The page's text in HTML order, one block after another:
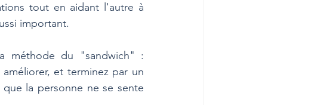
tout en aidant l'autre à
important.
méthode du "sandwich" :
et terminez par un
la personne ne se sente